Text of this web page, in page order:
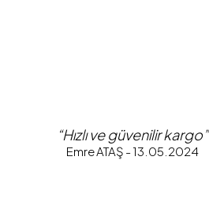
“Hızlı ve güvenilir kargo”
Emre ATAŞ - 13.05.2024